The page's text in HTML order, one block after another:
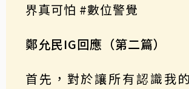
界真可怕 #數位警覺
鄭允民IG回應（第二篇）
首先，對於讓所有認識我